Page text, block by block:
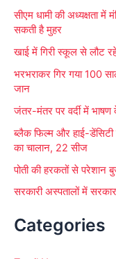
:
सीएम धामी की अध्यक्षता
सकती है मुहर
खाई में गिरी स्कूल से लौट
भरभराकर गिर गया 100
जान
जंतर-मंतर पर वर्दी में भाषण
ब्लैक फिल्म और हाई-डेंसिटी
का चालान, 22 सीज
पोती की हरकतों से परेशान
सरकारी अस्पतालों में
Categories